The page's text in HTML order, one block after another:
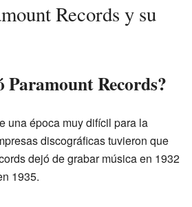
Records y su
Paramount Records?
una época muy difícil para la
discográficas tuvieron que
dejó de grabar música en 1932
1935.